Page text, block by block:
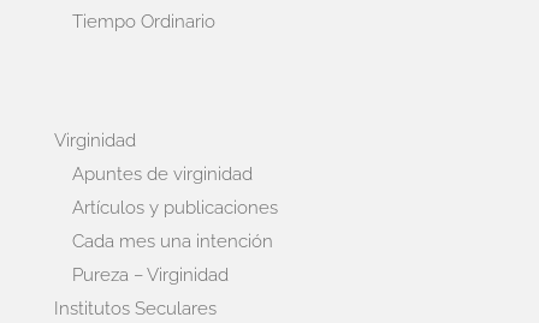
Tiempo Ordinario
Virginidad
Apuntes de virginidad
Artículos y publicaciones
Cada mes una intención
Pureza – Virginidad
Institutos Seculares